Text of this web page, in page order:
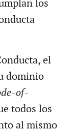
los
el
dominio
of-
todos los
al mismo